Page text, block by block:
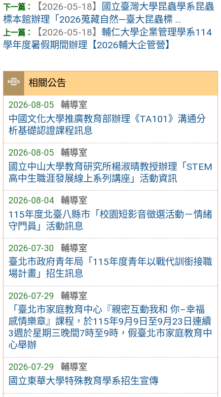
相關公告
2026-08-05 輔導室
中國文化大學推廣教育部辦理《TA101》溝通分
析基礎認證課程訊息
2026-08-05 輔導室
國立中山大學教育研究所楊淑晴教授辦理「STEM
高中生職涯發展線上系列講座」活動資訊
2026-08-04 輔導室
115年度北臺八縣市「校園短影音徵選活動－情緒
守門員」活動訊息
2026-07-30 輔導室
臺北市政府青年局「115年度青年以戰代訓銜接職
場計畫」招生訊息
2026-07-29 輔導室
「臺北市家庭教育中心『親密互動我和 你–幸福
感情樂章』課程，於115年9月9日至9月23日連續
3週於星期三晚間7時至9時，假臺北市家庭教育中
心舉辦
2026-07-29 輔導室
國立東華大學特殊教育學系招生宣傳
【2026-05-18】
國立臺灣大學昆蟲學系昆蟲
標本館辦理「2026蒐藏自然—臺大昆蟲標 ...
【2026-05-18】 輔仁大學企業管理學系114
學年度暑假期間辦理【2026輔大企管營】